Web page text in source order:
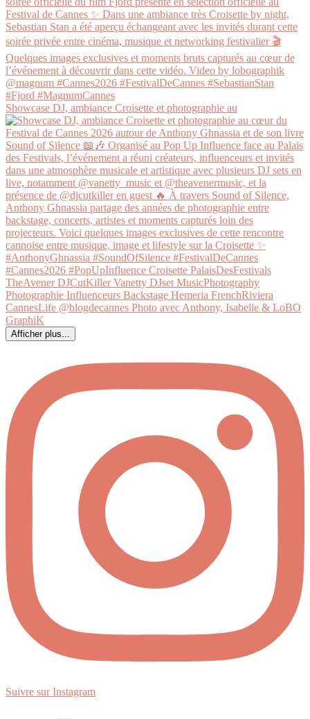
Showcase DJ, ambiance Croisette et photographie au
Afficher plus...
Suivre sur Instagram